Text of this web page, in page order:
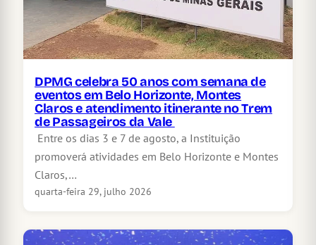
DPMG celebra 50 anos com semana de
eventos em Belo Horizonte, Montes
Claros e atendimento itinerante no Trem
de Passageiros da Vale
Entre os dias 3 e 7 de agosto, a Instituição
promoverá atividades em Belo Horizonte e Montes
Claros,…
quarta-feira 29, julho 2026